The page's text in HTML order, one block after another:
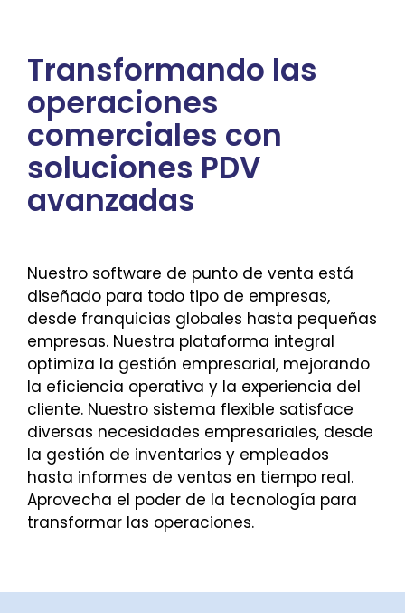
Transformando las
operaciones
comerciales con
soluciones PDV
avanzadas
Nuestro software de punto de venta está
diseñado para todo tipo de empresas,
desde franquicias globales hasta pequeñas
empresas. Nuestra plataforma integral
optimiza la gestión empresarial, mejorando
la eficiencia operativa y la experiencia del
cliente. Nuestro sistema flexible satisface
diversas necesidades empresariales, desde
la gestión de inventarios y empleados
hasta informes de ventas en tiempo real.
Aprovecha el poder de la tecnología para
transformar las operaciones.